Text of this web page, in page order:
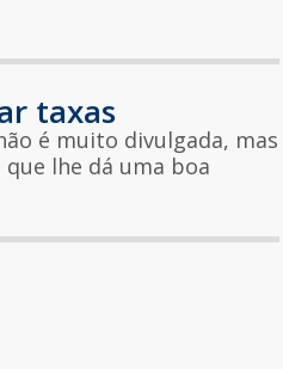
taxas
é muito divulgada, mas
que lhe dá uma boa